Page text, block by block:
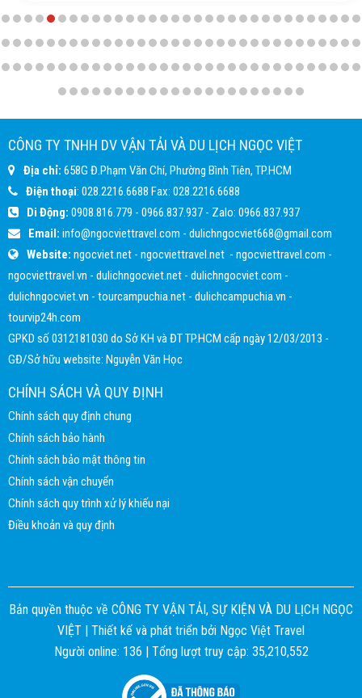
CÔNG TY TNHH DV VẬN TẢI VÀ DU LỊCH NGỌC VIỆT
Địa chỉ: 658G Đ.Phạm Văn Chí, Phường Bình Tiên, TP.HCM
Điện thoại: 028.2216.6688 Fax: 028.2216.6688
Di Động: 0908.816.779 - 0966.837.937 - Zalo: 0966.837.937
Email: info@ngocviettravel.com - dulichngocviet668@gmail.com
Website: ngocviet.net - ngocviettravel.net - ngocviettravel.com -
ngocviettravel.vn - dulichngocviet.net - dulichngocviet.com -
dulichngocviet.vn - tourcampuchia.net - dulichcampuchia.vn -
tourvip24h.com
GPKD số 0312181030 do Sở KH và ĐT TP.HCM cấp ngày 12/03/2013 -
GĐ/Sở hữu website: Nguyễn Văn Học
CHÍNH SÁCH VÀ QUY ĐỊNH
Chính sách quy định chung
Chính sách bảo hành
Chính sách bảo mật thông tin
Chính sách vận chuyển
Chính sách quy trình xử lý khiếu nại
Điều khoản và quy định
Bản quyền thuộc về CÔNG TY VẬN TẢI, SỰ KIỆN VÀ DU LỊCH NGỌC
VIỆT | Thiết kế và phát triển bởi Ngọc Việt Travel
Người online: 136 | Tổng lượt truy cập: 35,210,552